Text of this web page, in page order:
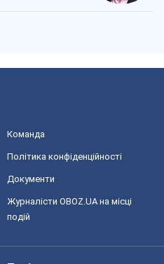
Команда
Політика конфіденційності
Документи
Журналісти OBOZ.UA на місці
подій